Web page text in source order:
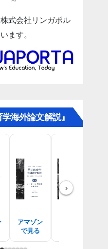
式会社リンガポル
ます。
学海外論文解説』
アマゾン
で見る
›